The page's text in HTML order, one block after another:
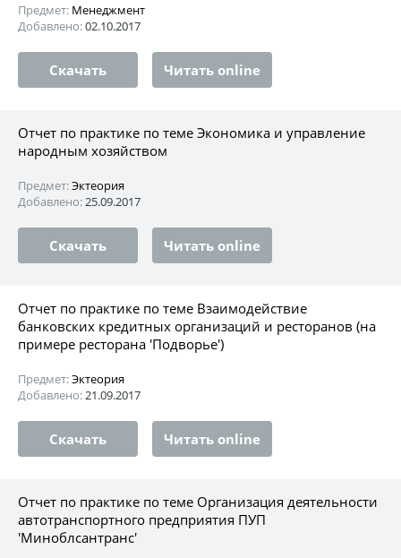
Предмет: Менеджмент
Добавлено:02.10.2017
Скачать Читать online
Отчет по практике по теме Экономика и управление
народным хозяйством
Предмет:Эктеория
Добавлено:25.09.2017
Скачать Читать online
Отчет по практике по теме Взаимодействие
банковских кредитных организаций и ресторанов (на
примере ресторана 'Подворье')
Предмет:Эктеория
Добавлено:21.09.2017
Скачать Читать online
Отчет по практике по теме Организация деятельности
автотранспортного предприятия ПУП
'Миноблсантранс'